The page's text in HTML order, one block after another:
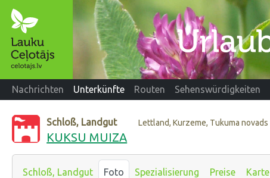
Nachrichten Unterkünfte Routen Sehenswürdigkeiten
Schloß, Landgut Lettland, Kurzeme, Tukuma novads
KUKSU MUIZA
Schloß, Landgut Foto Spezialisierung Preise Karte